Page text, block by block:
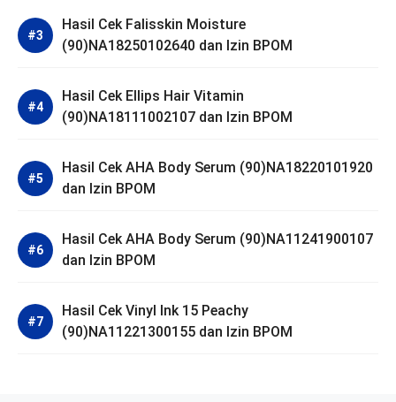
Hasil Cek Falisskin Moisture
(90)NA18250102640 dan Izin BPOM
Hasil Cek Ellips Hair Vitamin
(90)NA18111002107 dan Izin BPOM
Hasil Cek AHA Body Serum (90)NA18220101920
dan Izin BPOM
Hasil Cek AHA Body Serum (90)NA11241900107
dan Izin BPOM
Hasil Cek Vinyl Ink 15 Peachy
(90)NA11221300155 dan Izin BPOM